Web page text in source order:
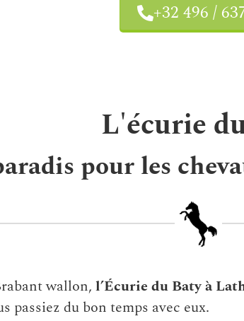
+32 496 /
L'écurie
pour les
wallon,l’Écurie du Batyà
passiez du bon temps avec eux.